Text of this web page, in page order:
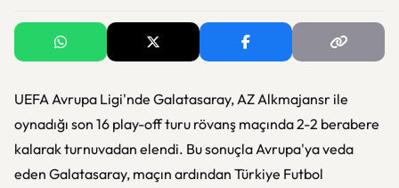
UEFA Avrupa Ligi'nde Galatasaray, AZ Alkmajansr ile
oynadığı son 16 play-off turu rövanş maçında 2-2 berabere
kalarak turnuvadan elendi. Bu sonuçla Avrupa'ya veda
eden Galatasaray, maçın ardından Türkiye Futbol